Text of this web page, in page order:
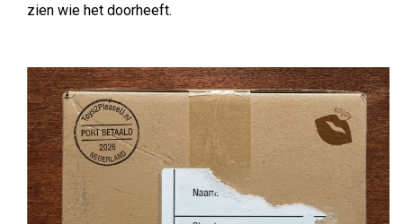
zien wie het doorheeft.